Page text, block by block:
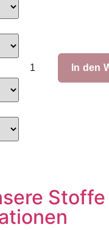
In den
Stoffe